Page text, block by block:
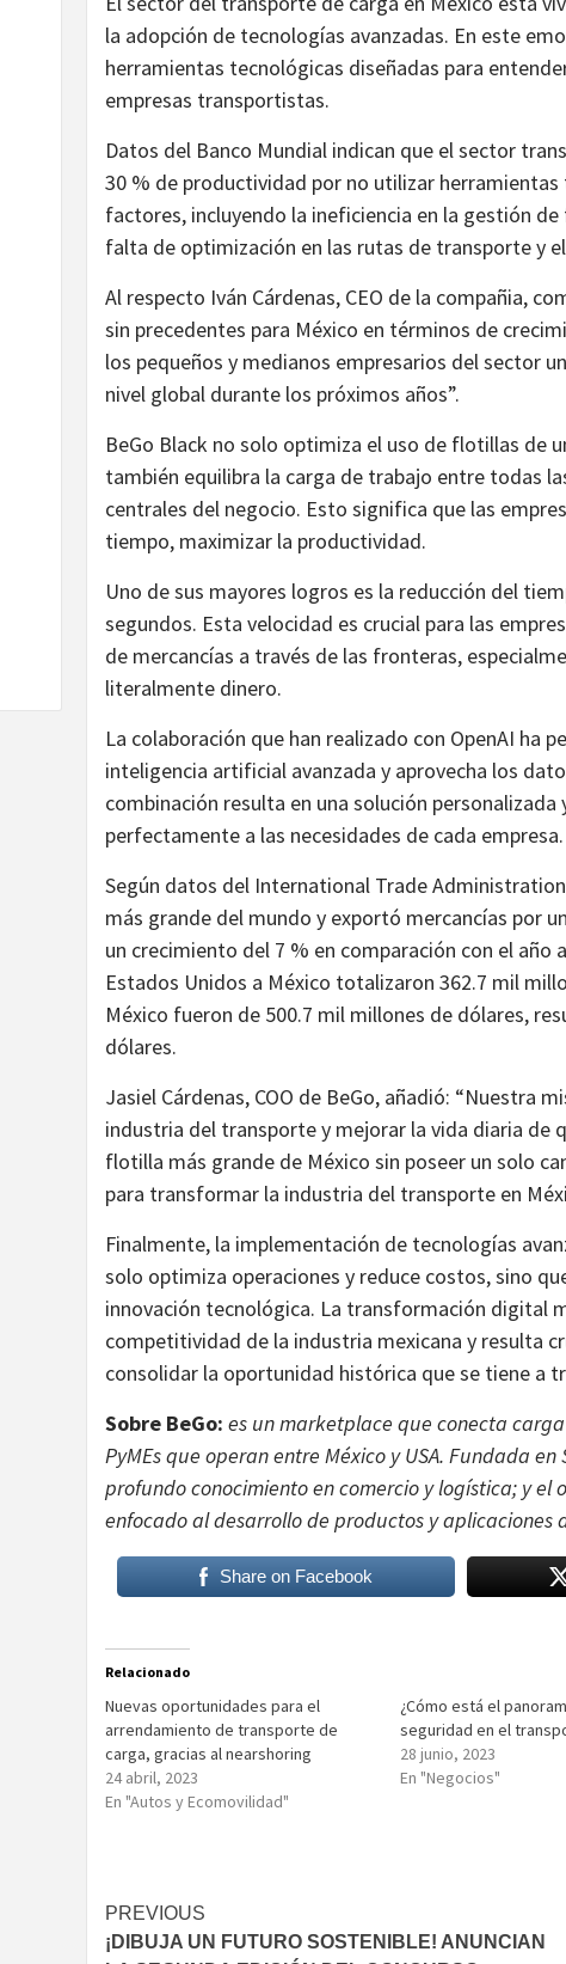
la adopción de tecnologías avanzadas. En este
herramientas tecnológicas diseñadas para
empresas transportistas.
Datos del Banco Mundial indican que el sector
30 % de productividad por no utilizar
factores, incluyendo la ineficiencia en la gestión
falta de optimización en las rutas de transporte y
Al respecto Iván Cárdenas, CEO de la compañia,
sin precedentes para México en términos de
los pequeños y medianos empresarios del sector
nivel global durante los próximos años”.
BeGo Black no solo optimiza el uso de flotillas de
también equilibra la carga de trabajo entre todas
centrales del negocio. Esto significa que las
tiempo, maximizar la productividad.
Uno de sus mayores logros es la reducción del
segundos. Esta velocidad es crucial para las
de mercancías a través de las fronteras,
literalmente dinero.
La colaboración que han realizado con OpenAI ha
inteligencia artificial avanzada y aprovecha los
combinación resulta en una solución
perfectamente a las necesidades de cada empresa.
Según datos del International Trade
más grande del mundo y exportó mercancías por
un crecimiento del 7 % en comparación con el año
Estados Unidos a México totalizaron 362.7 mil
México fueron de 500.7 mil millones de dólares,
dólares.
Jasiel Cárdenas, COO de BeGo, añadió: “Nuestra
industria del transporte y mejorar la vida diaria de
flotilla más grande de México sin poseer un solo
para transformar la industria del transporte en
Finalmente, la implementación de tecnologías
solo optimiza operaciones y reduce costos, sino
innovación tecnológica. La transformación digital
competitividad de la industria mexicana y resulta
consolidar la oportunidad histórica que se tiene a
Sobre BeGo: es un marketplace que conecta
PyMEs que operan entre México y USA. Fundada
profundo conocimiento en comercio y logística; y el
enfocado al desarrollo de productos y
Share on Facebook
Relacionado
Nuevas oportunidades para el
arrendamiento de transporte de
carga, gracias al nearshoring
24 abril, 2023
En "Autos y Ecomovilidad"
¿Cómo está el
seguridad en el
28 junio, 2023
En "Negocios"
Post
PREVIOUS
¡DIBUJA UN FUTURO SOSTENIBLE! ANUNCIAN